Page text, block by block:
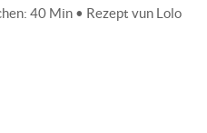
40 Min • Rezept vun Lolo